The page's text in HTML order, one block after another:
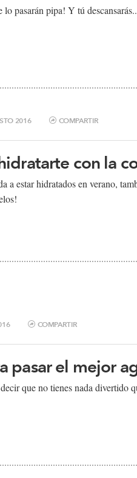
lo pasarán pipa! Y tú
2016 COMPARTIR
con la
a estar hidratados en verano,
COMPARTIR
pasar el mejor
que no tienes nada divertido